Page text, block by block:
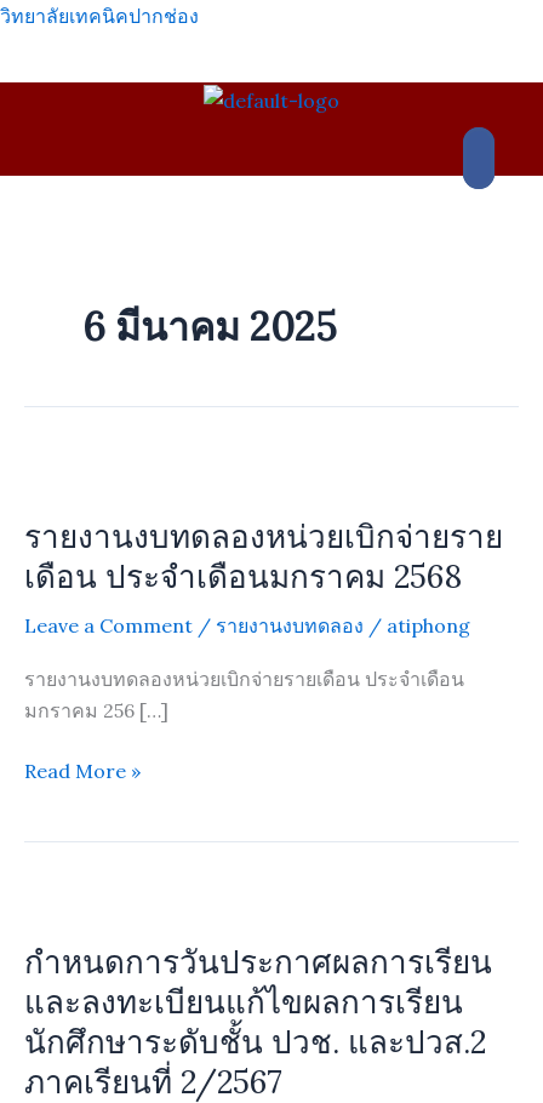
Skip
content
วิทยาลัยเทคนิคปากช่อง
6 มีนาคม 2025
รายงานงบทดลองหน่วยเบิกจ่ายราย
เดือน ประจำเดือนมกราคม 2568
Leave a Comment / รายงานงบทดลอง / atiphong
รายงานงบทดลองหน่วยเบิกจ่ายรายเดือน ประจำเดือน
มกราคม 256 […]
ทดลอง
หน่วย
เบิก
จ่าย
เดือน
ประจำ
มกราคม
Read More »
กำหนดการวันประกาศผลการเรียน
และลงทะเบียนแก้ไขผลการเรียน
นักศึกษาระดับชั้น ปวช. และปวส.2
ภาคเรียนที่ 2/2567
ประกาศ
ผล
การ
เรียน
และ